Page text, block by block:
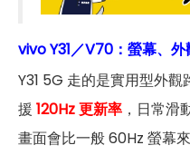
vivo Y31／V70：螢幕、外
Y31 5G 走的是實用型外觀
援 120Hz 更新率 ，日常滑
畫面會比一般 60Hz 螢幕